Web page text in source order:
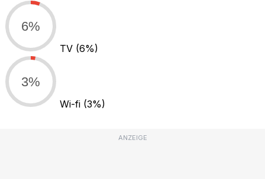
6%
TV (6%)
3%
Wi-fi (3%)
ANZEIGE